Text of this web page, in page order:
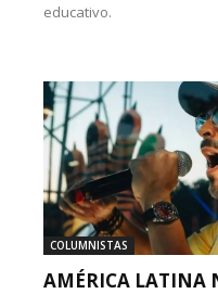
educativo.
COLUMNISTAS
AMÉRICA LATINA